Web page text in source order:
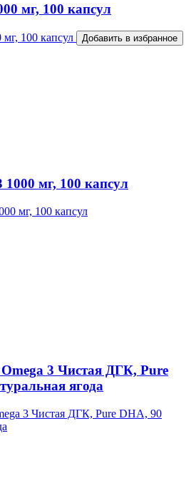
мг, 100 капсул
Добавить в избранное
мг, 100 капсул
3 Чистая ДГК, Pure
ягода